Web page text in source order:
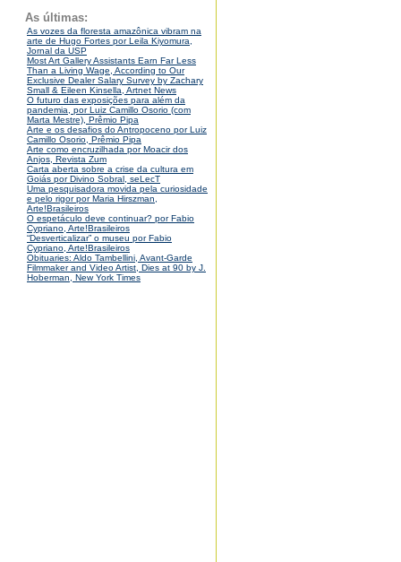
As últimas:
As vozes da floresta amazônica vibram na
arte de Hugo Fortes por Leila Kiyomura,
Jornal da USP
Most Art Gallery Assistants Earn Far Less
Than a Living Wage, According to Our
Exclusive Dealer Salary Survey by Zachary
Small & Eileen Kinsella, Artnet News
O futuro das exposições para além da
pandemia, por Luiz Camillo Osorio (com
Marta Mestre), Prêmio Pipa
Arte e os desafios do Antropoceno por Luiz
Camillo Osorio, Prêmio Pipa
Arte como encruzilhada por Moacir dos
Anjos, Revista Zum
Carta aberta sobre a crise da cultura em
Goiás por Divino Sobral, seLecT
Uma pesquisadora movida pela curiosidade
e pelo rigor por Maria Hirszman,
Arte!Brasileiros
O espetáculo deve continuar? por Fabio
Cypriano, Arte!Brasileiros
“Desverticalizar” o museu por Fabio
Cypriano, Arte!Brasileiros
Obituaries: Aldo Tambellini, Avant-Garde
Filmmaker and Video Artist, Dies at 90 by J.
Hoberman, New York Times